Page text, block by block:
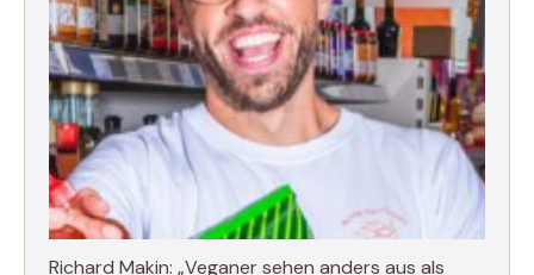
Richard Makin: „Veganer sehen anders aus als